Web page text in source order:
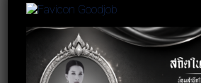
3 October 2019
อบรมการพัฒนาบุคลิกภ
อย่างมืออาชีพ